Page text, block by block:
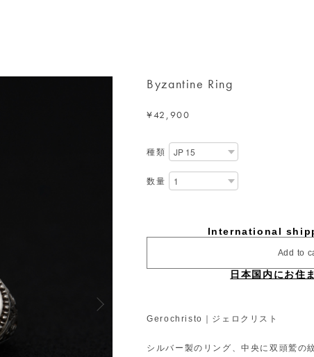
Byzantine Ring
¥42,900
種類
数量
International
Add to
日本国内にお住
Gerochristo｜ジェロクリスト
シルバー製のリング、中央に双頭鷲の